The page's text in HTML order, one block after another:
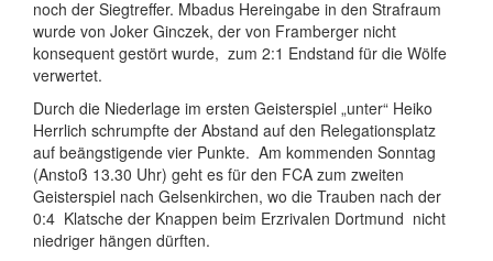
noch der Siegtreffer. Mbadus Hereingabe in den Strafraum
wurde von Joker Ginczek, der von Framberger nicht
konsequent gestört wurde, zum 2:1 Endstand für die Wölfe
verwertet.
Durch die Niederlage im ersten Geisterspiel „unter“ Heiko
Herrlich schrumpfte der Abstand auf den Relegationsplatz
auf beängstigende vier Punkte. Am kommenden Sonntag
(Anstoß 13.30 Uhr) geht es für den FCA zum zweiten
Geisterspiel nach Gelsenkirchen, wo die Trauben nach der
0:4 Klatsche der Knappen beim Erzrivalen Dortmund nicht
niedriger hängen dürften.